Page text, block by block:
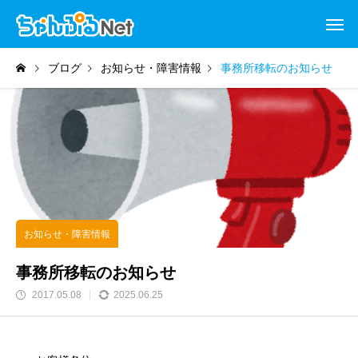
ブログ お知らせ・障害情報 事務所移転のお知らせ
お知らせ・障害情報
事務所移転のお知らせ
2017.05.08 2025.06.25